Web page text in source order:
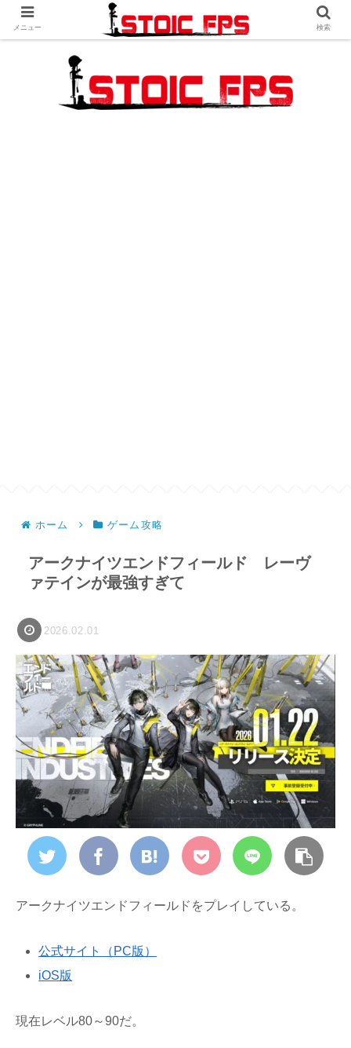
ホーム ゲーム攻略
アークナイツエンドフィールド レーヴ
ァテインが最強すぎて
2026.02.01
アークナイツエンドフィールドをプレイしている。
公式サイト（PC版）
iOS版
現在レベル80～90だ。
メニュー 検索